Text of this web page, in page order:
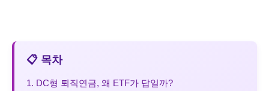
📋 목차
1. DC형 퇴직연금, 왜 ETF가 답일까?